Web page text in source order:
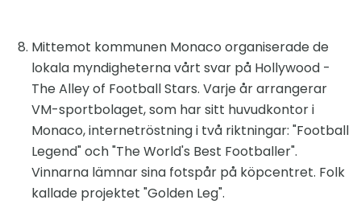
Mittemot kommunen Monaco organiserade de
lokala myndigheterna vårt svar på Hollywood -
The Alley of Football Stars. Varje år arrangerar
VM-sportbolaget, som har sitt huvudkontor i
Monaco, internetröstning i två riktningar: "Football
Legend" och "The World's Best Footballer".
Vinnarna lämnar sina fotspår på köpcentret. Folk
kallade projektet "Golden Leg".